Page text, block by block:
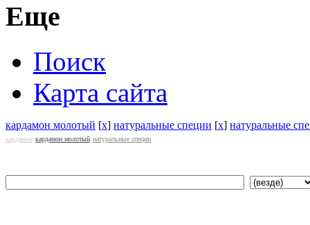
Еще
Поиск
Карта сайта
кардамон молотый [x] натуральные специи [x] натуральные
кардамон кардамон молотый натуральные специи